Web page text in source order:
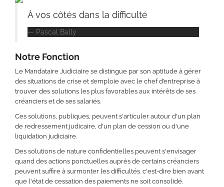
À vos côtés dans la difficulté
Pascal Bally
Notre Fonction
Le Mandataire Judiciaire se distingue par son aptitude à gérer
des situations de crise et s’emploie avec le chef d’entreprise à
trouver des solutions les plus favorables aux intérêts de ses
créanciers et de ses salariés.
Ces solutions, publiques, peuvent s'articuler autour d'un plan
de redressement judicaire, d'un plan de cession ou d'une
liquidation judiciaire.
Des solutions de nature confidentielles peuvent s'envisager
quand des actions ponctuelles auprès de certains créanciers
peuvent suffire à surmonter les difficultés. c'est-dire bien avant
que l'état de cessation des paiements ne soit consolidé.